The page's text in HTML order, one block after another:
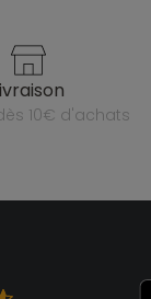
livraison
10€ d'achats